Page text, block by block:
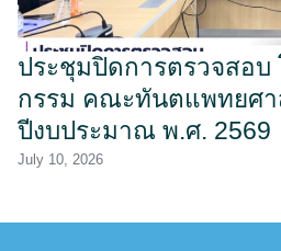
ประชุมปิดการตรวจสอบ
กรรม คณะทันตแพทยศา
ปีงบประมาณ พ.ศ. 2569
July 10, 2026